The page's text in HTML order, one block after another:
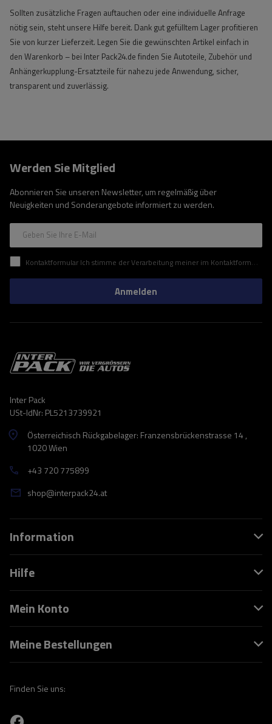
Sollten zusätzliche Fragen auftauchen oder eine individuelle Anfrage
nötig sein, steht unsere Hilfe bereit. Dank gut gefülltem Lager profitieren
Sie von kurzer Lieferzeit. Legen Sie die gewünschten Artikel einfach in
den Warenkorb – bei Inter Pack24.de finden Sie Autoteile, Zubehör und
Anhängerkupplung-Ersatzteile für nahezu jede Anwendung, sicher,
transparent und zuverlässig.
Werden Sie Mitglied
Abonnieren Sie unseren Newsletter, um regelmäßig über
Neuigkeiten und Sonderangebote informiert zu werden.
Geben Sie Ihre E-Mail
Kontaktformular Ich stimme der Verarbeitung meiner im Kontaktformular enthaltenen personenbezogenen Daten gemäß der Verordnung (EU) des Europäischen Parlaments und des Rates zu.
Anmelden
Inter Pack
USt-IdNr: PL5213739921
Österreichisch Rückgabelager: Franzensbrückenstrasse 14 ,
1020 Wien
+43 720 775899
shop@interpack24.at
Information
Hilfe
Mein Konto
Meine Bestellungen
Finden Sie uns: